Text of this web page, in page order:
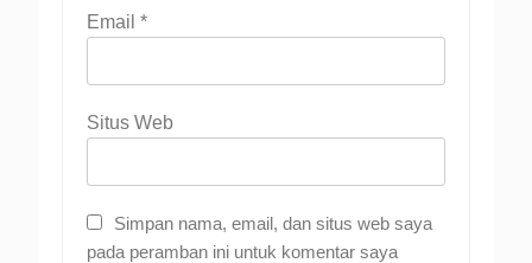
Email *
Situs Web
Simpan nama, email, dan situs web saya
pada peramban ini untuk komentar saya